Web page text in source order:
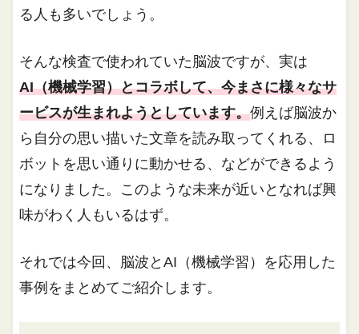
る人も多いでしょう。
そんな検査で使われていた脳波ですが、実は
AI（機械学習）とコラボして、今まさに様々なサ
ービスが生まれようとしています。例えば脳波か
ら自分の思い描いた文章を読み取ってくれる、ロ
ボットを思い通りに動かせる、などができるよう
になりました。このような未来が近いとなれば興
味がわく人もいるはず。
それでは今回、脳波とAI（機械学習）を応用した
事例をまとめてご紹介します。